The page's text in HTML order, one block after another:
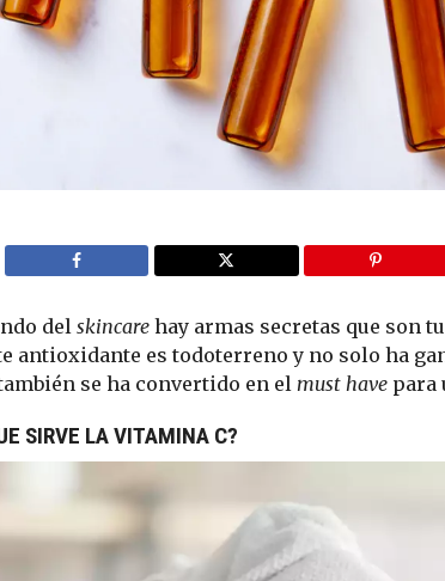
delskincarehay armas secretas que son
antioxidante es todoterreno y no solo ha
se ha convertido en elmust havepara
SIRVE LA VITAMINA C?